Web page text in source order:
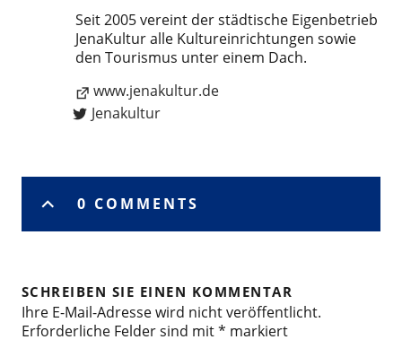
Seit 2005 vereint der städtische Eigenbetrieb
JenaKultur alle Kultureinrichtungen sowie
den Tourismus unter einem Dach.
www.jenakultur.de
Jenakultur
0 COMMENTS
SCHREIBEN SIE EINEN KOMMENTAR
Ihre E-Mail-Adresse wird nicht veröffentlicht.
Erforderliche Felder sind mit* markiert